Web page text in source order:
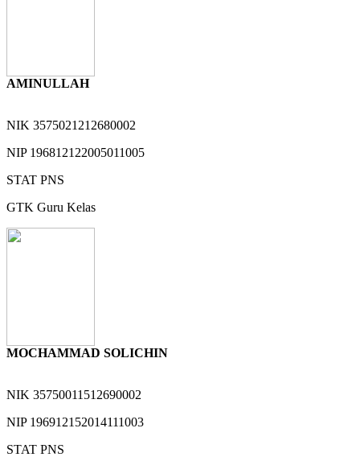
AMINULLAH
NIK 3575021212680002
NIP 196812122005011005
STAT PNS
GTK Guru Kelas
MOCHAMMAD SOLICHIN
NIK 35750011512690002
NIP 196912152014111003
STAT PNS